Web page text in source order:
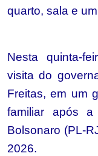
quarto, sala e
Nesta quinta-
visita do
Freitas, em um
familiar após a
Bolsonaro (PL-
2026.